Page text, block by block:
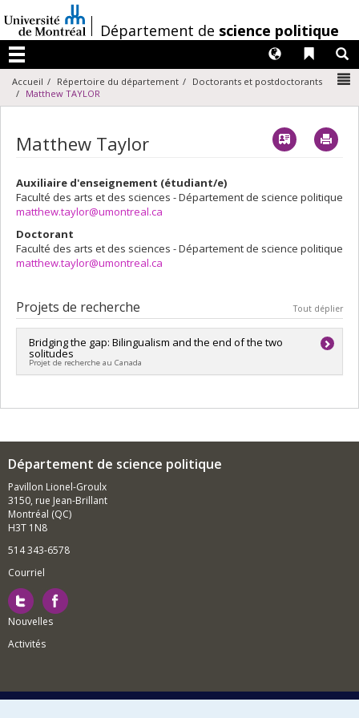
au
contenu
/Département de science politique
Menu
Liens
Langues
Accueil Répertoire du département
Doctorants et postdoctorants
Matthew TAYLOR
Matthew Taylor Vcard
Auxiliaire d'enseignement (étudiant/e)
Faculté des arts et des sciences - Département de science politique
matthew.taylor@umontreal.ca
Doctorant
Faculté des arts et des sciences - Département de science politique
matthew.taylor@umontreal.ca
Projets de recherche Tout déplier
Bridging the gap: Bilingualism and the end of the two
solitudes
Projet de recherche au Canada
Département de science politique
Pavillon Lionel-Groulx
3150, rue Jean-Brillant
Montréal (QC)
H3T 1N8
514 343-6578
Courriel
Nouvelles
Activités